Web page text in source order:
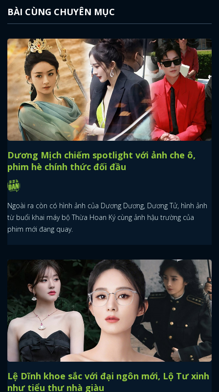
BÀI CÙNG CHUYÊN MỤC
Dương Mịch chiếm spotlight với ảnh che ô,
phim hè chính thức đối đầu
Ngoài ra còn có hình ảnh của Dương Dương, Dương Tử, hình ảnh
từ buổi khai máy bộ Thừa Hoan Ký cùng ảnh hậu trường của
phim mới đang quay.
Lệ Dĩnh khoe sắc với đại ngôn mới, Lộ Tư xinh
như tiểu thư nhà giàu